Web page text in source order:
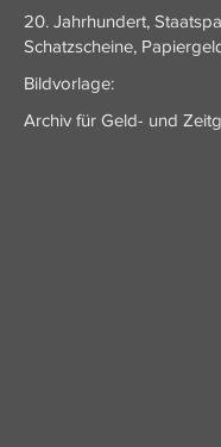
20. Jahrhundert,
Schatzscheine,
Bildvorlage:
Archiv für Geld- und